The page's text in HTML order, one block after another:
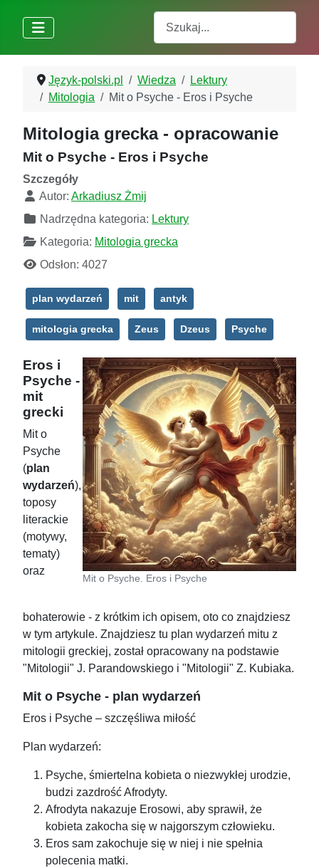
Język-polski.pl Wiedza
Lektury
Mitologia
Mit o Psyche - Eros i Psyche
Mitologia grecka - opracowanie
Mit o Psyche - Eros i Psyche
Szczegóły
Autor: Arkadiusz Żmij
Nadrzędna kategoria: Lektury
Kategoria: Mitologia grecka
Odsłon: 4027
plan wydarzeń mit antyk
mitologia grecka Zeus Dzeus Psyche
Mit o Psyche. Eros i Psyche
Eros i
Psyche -
mit
grecki
Mit o
Psyche
(plan
wydarzeń),
toposy
literackie
(motywy,
tematy)
oraz
bohaterowie - z krótkim ich opisem, oto co znajdziesz
w tym artykule. Znajdziesz tu plan wydarzeń mitu z
mitologii greckiej, został opracowany na podstawie
"Mitologii" J. Parandowskiego i "Mitologii" Z. Kubiaka.
Mit o Psyche - plan wydarzeń
Eros i Psyche – szczęśliwa miłość
Plan wydarzeń:
Psyche, śmiertelna kobieta o niezwykłej urodzie,
budzi zazdrość Afrodyty.
Afrodyta nakazuje Erosowi, aby sprawił, że
kobieta zakocha się w najgorszym człowieku.
Eros sam zakochuje się w niej i nie spełnia
polecenia matki.